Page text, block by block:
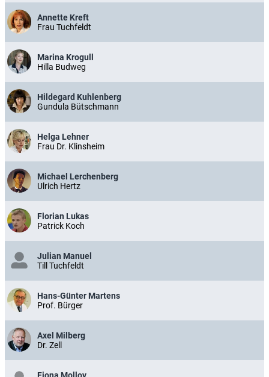
Annette Kreft
Frau Tuchfeldt
Marina Krogull
Hilla Budweg
Hildegard Kuhlenberg
Gundula Bütschmann
Helga Lehner
Frau Dr. Klinsheim
Michael Lerchenberg
Ulrich Hertz
Florian Lukas
Patrick Koch
Julian Manuel
Till Tuchfeldt
Hans-Günter Martens
Prof. Bürger
Axel Milberg
Dr. Zell
Fiona Molloy